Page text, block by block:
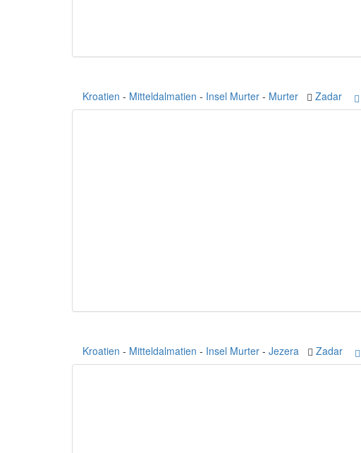
Kroatien - Mitteldalmatien - Insel Murter - Murter Zadar
Kroatien - Mitteldalmatien - Insel Murter - Jezera Zadar